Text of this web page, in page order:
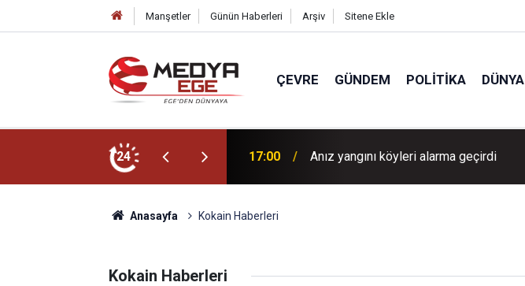
Manşetler Günün Haberleri Arşiv Sitene Ekle
ÇEVRE GÜNDEM POLITIKA DÜNYA
24 17:00 Anız yangını köyleri alarma geçirdi
Anasayfa Kokain Haberleri
Kokain Haberleri